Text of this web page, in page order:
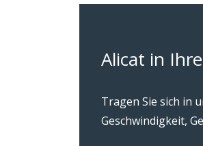
Alicat in
Tragen Sie sich in
Geschwindigkeit,